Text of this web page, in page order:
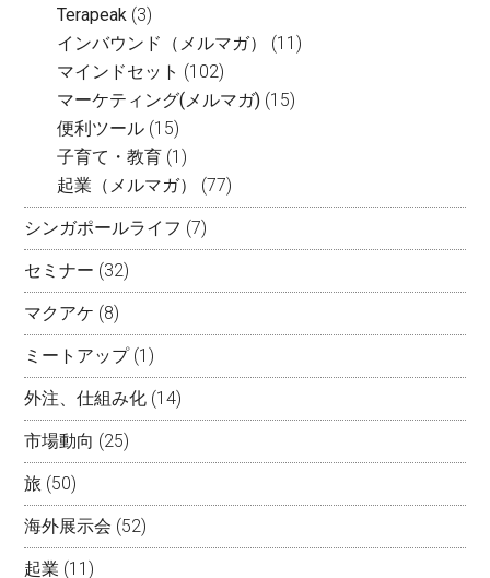
Terapeak (3)
インバウンド（メルマガ）
(11)
マインドセット (102)
マーケティング(メルマガ) (15)
便利ツール (15)
子育て・教育 (1)
起業（メルマガ）
(77)
シンガポールライフ (7)
セミナー (32)
マクアケ (8)
ミートアップ(1)
外注、仕組み化 (14)
市場動向 (25)
旅 (50)
海外展示会 (52)
起業 (11)